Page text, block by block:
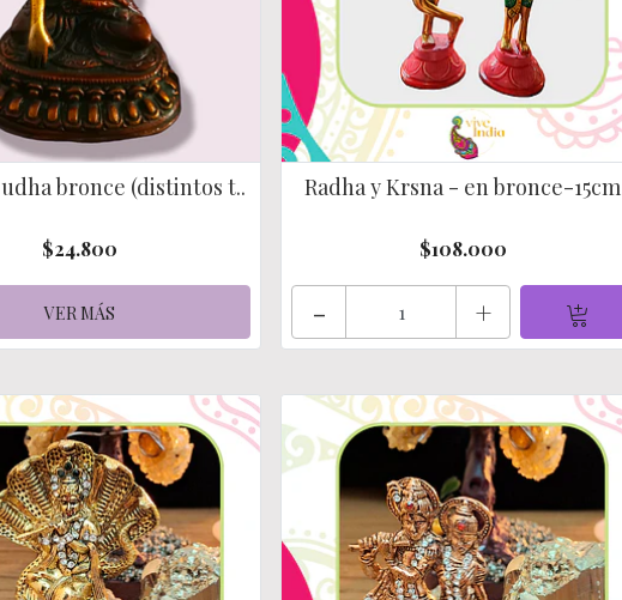
bronce (distintos t..
$24.800
VER MÁS
Radha y Krsna - en bronce-15cm
$108.000
- +